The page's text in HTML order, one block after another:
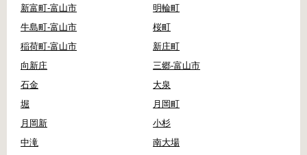
新富町-富山市
明輪町
牛島町-富山市
桜町
稲荷町-富山市
新庄町
向新庄
三郷-富山市
石金
大泉
堀
月岡町
月岡新
小杉
中滝
南大場